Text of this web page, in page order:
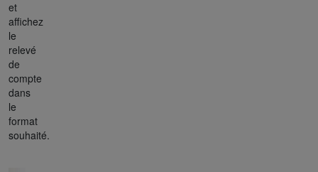
et
affichez
le
relevé
de
compte
dans
le
format
souhaité.